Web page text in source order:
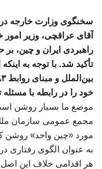
سخنگوی وزارت خارجه
آقای عراقچی، وزیر
راهبردی ایران و چین،
تأکید شد. با توجه به
خود را در رابطه با مسئله
مورد «چین واحد» روشن
به عنوان الگوی رفتاری
هر اقدامی خلاف این